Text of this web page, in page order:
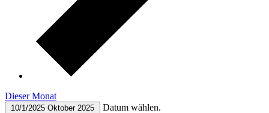
Dieser Monat
10/1/2025 Oktober 2025 Datum wählen.